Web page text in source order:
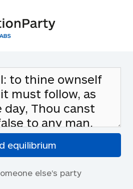
else's party